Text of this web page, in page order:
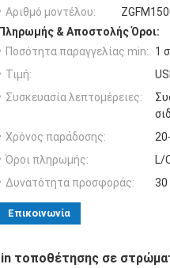
Αριθμό μοντέλου:
& Αποστολής Όροι:
Ποσότητα παραγγελίας min:
1
Τιμή:
Συσκευασία λεπτομέρειες:
Χρόνος παράδοσης:
Όροι πληρωμής:
L/
Δυνατότητα προσφοράς:
30
Επικοινωνία
τοποθέτησης σε